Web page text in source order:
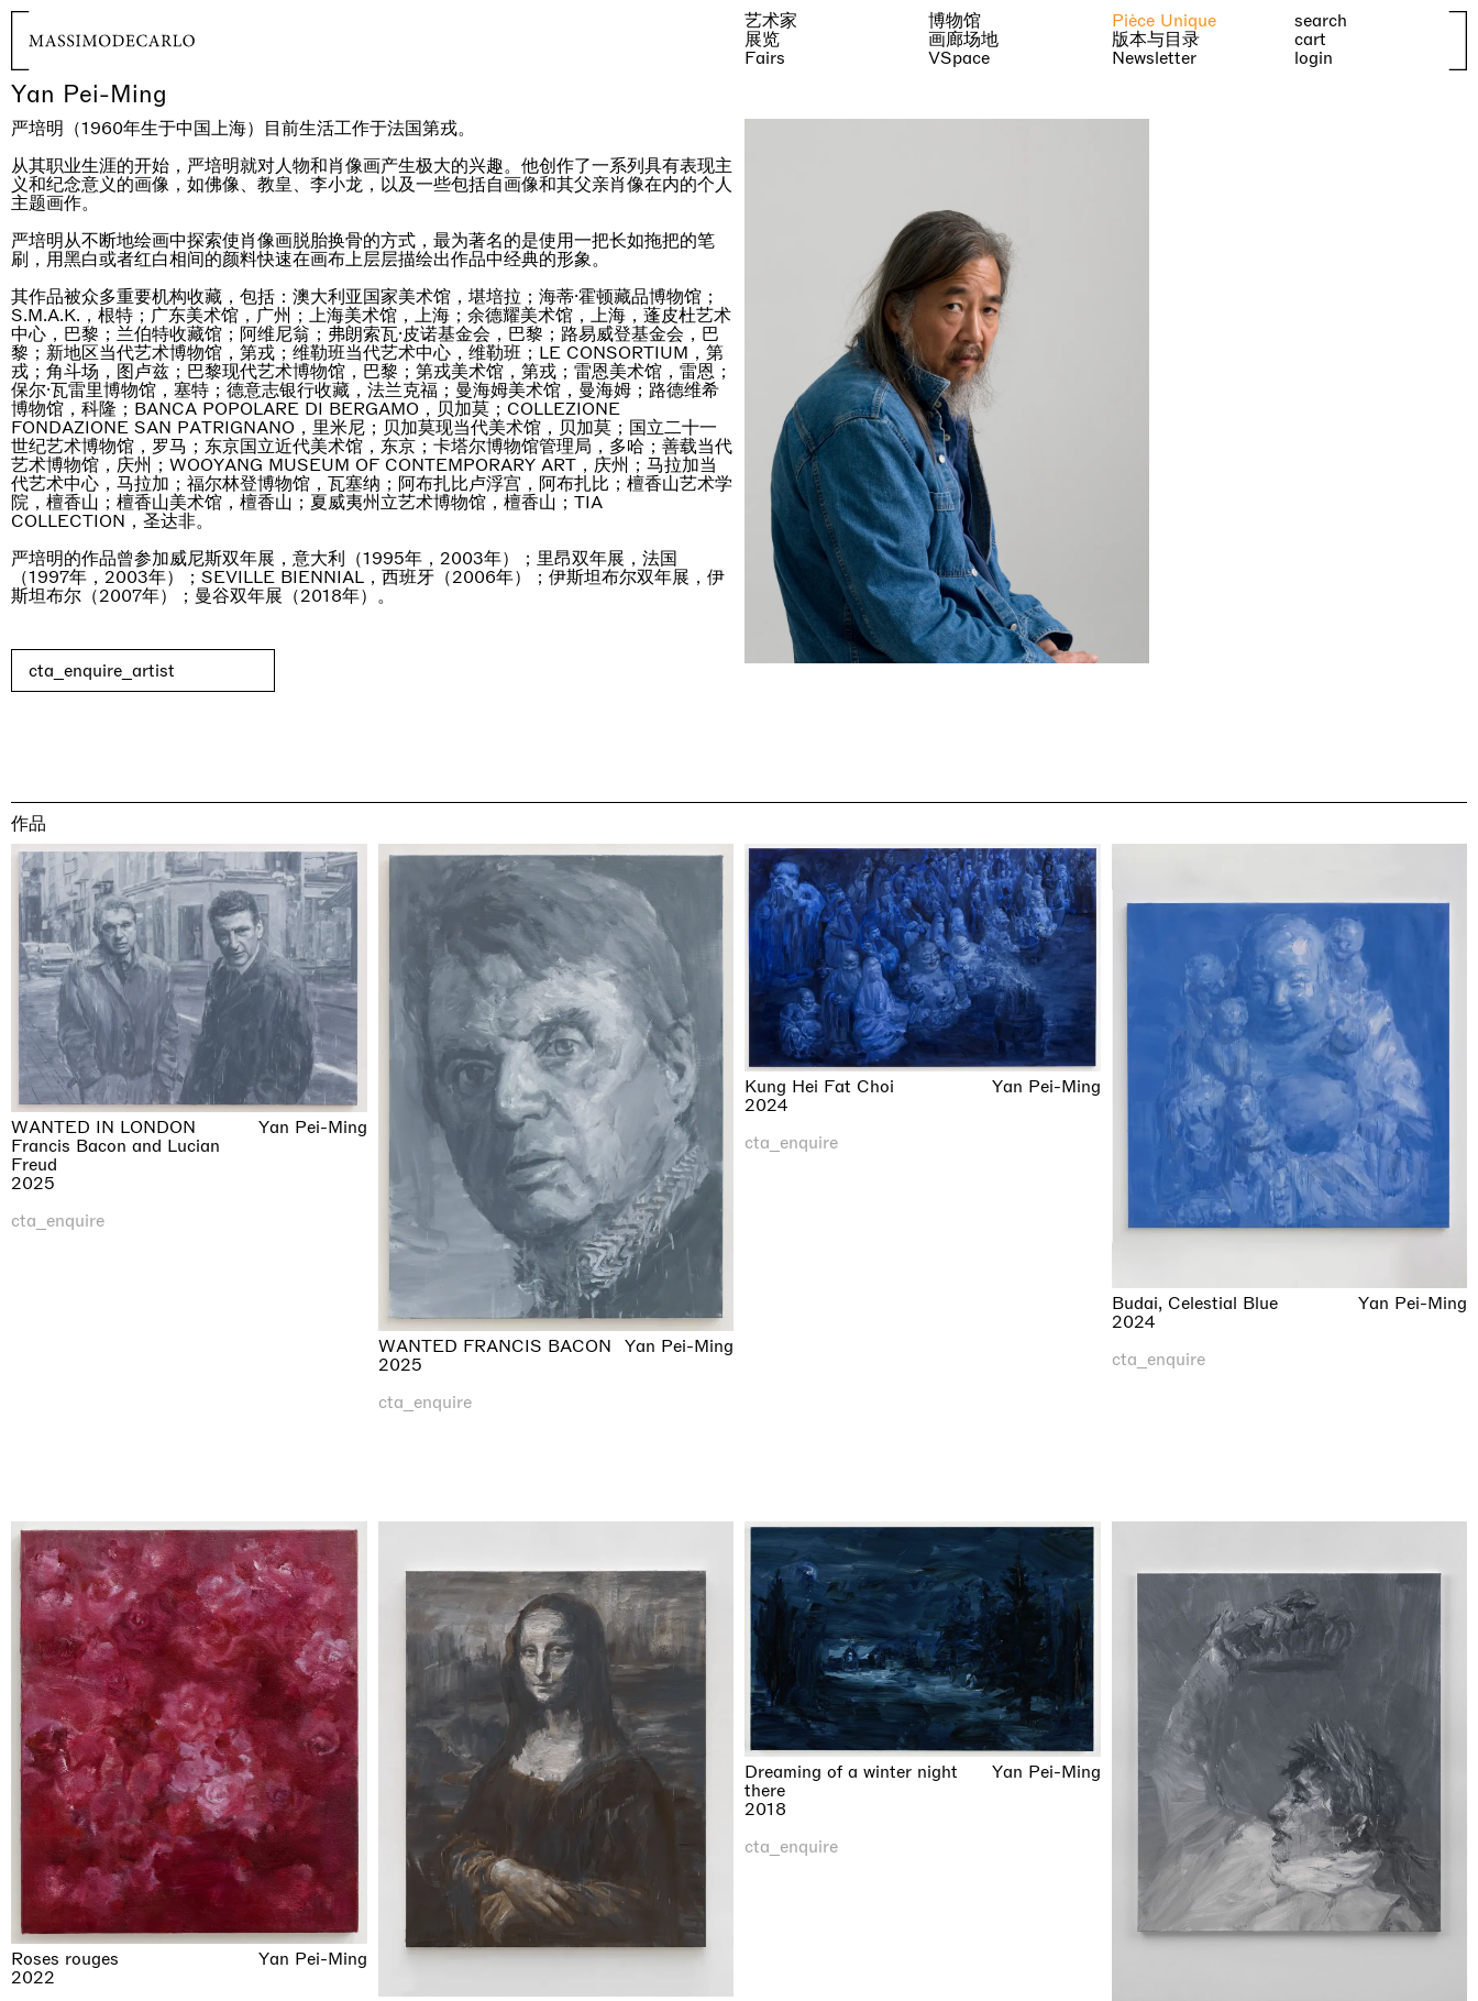
艺术家
展览
Fairs
博物馆
画廊场地
VSpace
Pièce Unique
版本与目录
Newsletter
search
cart
login
Yan Pei-Ming
严培明（1960年生于中国上海）目前生活工作于法国第戎。
从其职业生涯的开始，严培明就对人物和肖像画产生极大的兴趣。他创作了一系列具有表现主
义和纪念意义的画像，如佛像、教皇、李小龙，以及一些包括自画像和其父亲肖像在内的个人
主题画作。
严培明从不断地绘画中探索使肖像画脱胎换骨的方式，最为著名的是使用一把长如拖把的笔
刷，用黑白或者红白相间的颜料快速在画布上层层描绘出作品中经典的形象。
其作品被众多重要机构收藏，包括：澳大利亚国家美术馆，堪培拉；海蒂·霍顿藏品博物馆；
S.M.A.K.，根特；广东美术馆，广州；上海美术馆，上海；余德耀美术馆，上海，蓬皮杜艺术
中心，巴黎；兰伯特收藏馆；阿维尼翁；弗朗索瓦·皮诺基金会，巴黎；路易威登基金会，巴
黎；新地区当代艺术博物馆，第戎；维勒班当代艺术中心，维勒班；LE CONSORTIUM，第
戎；角斗场，图卢兹；巴黎现代艺术博物馆，巴黎；第戎美术馆，第戎；雷恩美术馆，雷恩；
保尔·瓦雷里博物馆，塞特；德意志银行收藏，法兰克福；曼海姆美术馆，曼海姆；路德维希
博物馆，科隆；BANCA POPOLARE DI BERGAMO，贝加莫；COLLEZIONE
FONDAZIONE SAN PATRIGNANO，里米尼；贝加莫现当代美术馆，贝加莫；国立二十一
世纪艺术博物馆，罗马；东京国立近代美术馆，东京；卡塔尔博物馆管理局，多哈；善载当代
艺术博物馆，庆州；WOOYANG MUSEUM OF CONTEMPORARY ART，庆州；马拉加当
代艺术中心，马拉加；福尔林登博物馆，瓦塞纳；阿布扎比卢浮宫，阿布扎比；檀香山艺术学
院，檀香山；檀香山美术馆，檀香山；夏威夷州立艺术博物馆，檀香山；TIA
COLLECTION，圣达非。
严培明的作品曾参加威尼斯双年展，意大利（1995年，2003年）；里昂双年展，法国
（1997年，2003年）；SEVILLE BIENNIAL，西班牙（2006年）；伊斯坦布尔双年展，伊
斯坦布尔（2007年）；曼谷双年展（2018年）。
cta_enquire_artist
作品
WANTED IN LONDON
Francis Bacon and Lucian
Freud
2025
Yan Pei-Ming
cta_enquire
WANTED FRANCIS BACON
2025
Yan Pei-Ming
cta_enquire
Kung Hei Fat Choi
2024
Yan Pei-Ming
cta_enquire
Budai, Celestial Blue
2024
Yan Pei-Ming
cta_enquire
Roses rouges
2022
Yan Pei-Ming
Dreaming of a winter night
there
2018
Yan Pei-Ming
cta_enquire